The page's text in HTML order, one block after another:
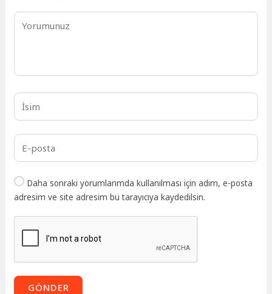
Daha sonraki yorumlarımda kullanılması için adım, e-posta
adresim ve site adresim bu tarayıcıya kaydedilsin.
GÖNDER